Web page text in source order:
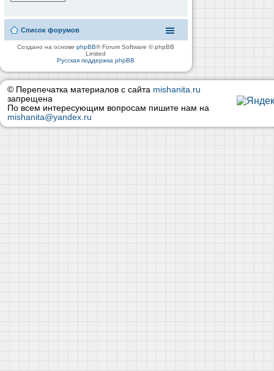
Список форумов
Создано на основеphpBB® Forum Software © phpBB
Limited
Русская поддержка phpBB
© Перепечатка материалов с сайта mishanita.ru
запрещена
По всем интересующим вопросам пишите нам на
mishanita@yandex.ru